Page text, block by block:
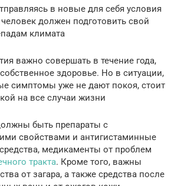
в новые для себя условия
должен подготовить свой
климата
важно совершать в течение года,
здоровье. Но в ситуации,
симптомы уже не дают покоя, стоит
на все случаи жизни
быть препараты с
свойствами и антигистаминные
медикаменты от проблем
тракта. Кроме того, важны
от загара, а также средства после